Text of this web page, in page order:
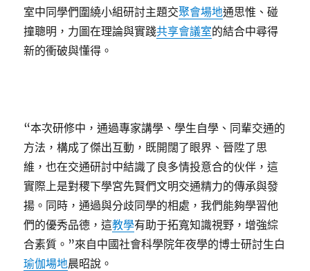
室中同學們圍繞小組研討主題交聚會場地通思惟、碰
撞聰明，力圖在理論與實踐共享會議室的結合中尋得
新的衝破與懂得。
“本次研修中，通過專家講學、學生自學、同輩交通的
方法，構成了傑出互動，既開闊了眼界、晉陞了思
維，也在交通研討中結識了良多情投意合的伙伴，這
實際上是對稷下學宮先賢們文明交通精力的傳承與發
揚。同時，通過與分歧同學的相處，我們能夠學習他
們的優秀品德，這教學有助于拓寬知識視野，增強綜
合素質。”來自中國社會科學院年夜學的博士研討生白
瑜伽場地晨昭說。